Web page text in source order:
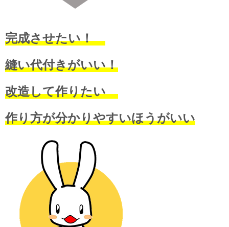
完成させたい！
縫い代付きがいい！
改造して作りたい
作り方が分かりやすいほうがいい